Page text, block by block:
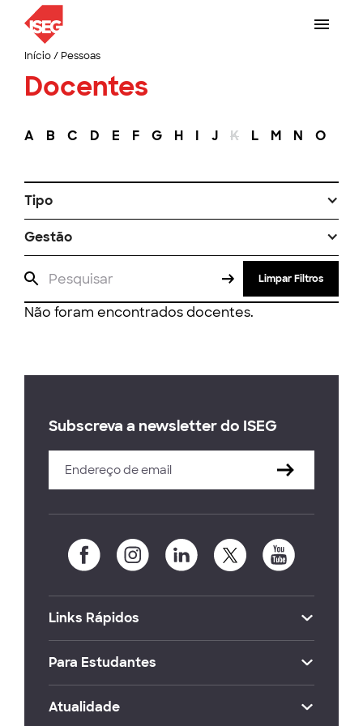
Início/ Pessoas
Docentes
A B C D E F G H I J K L M N O
Tipo
Gestão
Limpar Filtros
Não foram encontrados docentes.
Subscreva a newsletter do ISEG
Links Rápidos
Para Estudantes
Atualidade